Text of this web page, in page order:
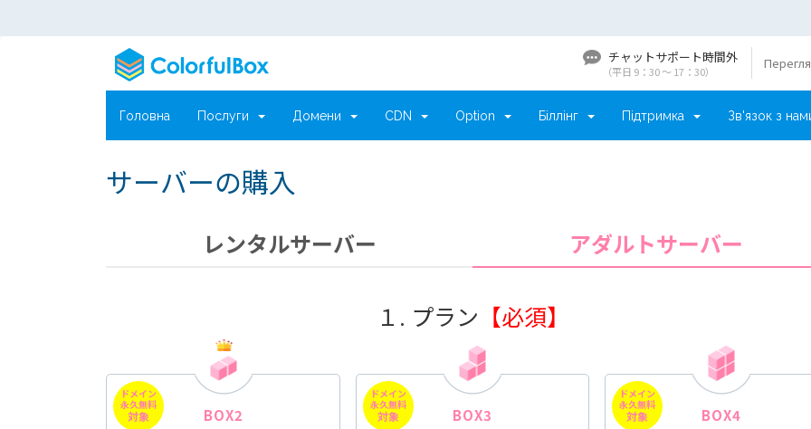
チャットサポート時間外
（平日 9：30 〜 17：30）
Головна Послуги Домени CDN Option Біллінг Підтримка Зв'язок з
サーバーの購入
レンタルサーバー アダルトサーバー
１. プラン 【必須】
ドメイン
永久無料
対象 BOX2
ドメイン
永久無料
対象 BOX3
ドメイン
永久無料
対象 BOX4